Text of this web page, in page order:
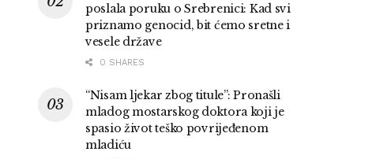
poslala poruku o Srebrenici: Kad svi
priznamo genocid, bit ćemo sretne i
vesele države
0 SHARES
“Nisam ljekar zbog titule”: Pronašli
mladog mostarskog doktora koji je
spasio život teško povrijeđenom
mladiću